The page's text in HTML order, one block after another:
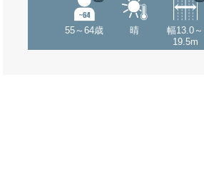
55～64歳 晴
幅13.0～
19.5m